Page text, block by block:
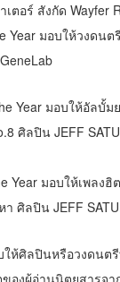
ตอร์ สังกัด Wayfer
Year มอบให้วงดน
Year มอบให้อัลบั้
ศิลปิน JEFF
Year มอบให้เพลง
ศิลปิน JEFF
ให้ศิลปินหรือวงดนต
องผู้อ่านนิตยสารจา